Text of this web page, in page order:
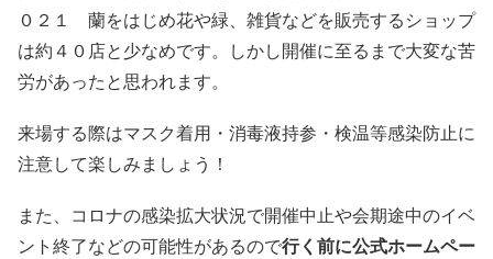
０２１ 蘭をはじめ花や緑、雑貨などを販売するショップ
は約４０店と少なめです。しかし開催に至るまで大変な苦
労があったと思われます。
来場する際はマスク着用・消毒液持参・検温等感染防止に
注意して楽しみましょう！
また、コロナの感染拡大状況で開催中止や会期途中のイベ
ント終了などの可能性があるので行く前に公式ホームペー